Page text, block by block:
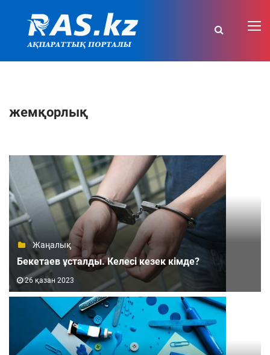
жемқорлық
Жаңалық
Бекетаев ұсталды. Келесі кезек кімде?
26 қазан 2023